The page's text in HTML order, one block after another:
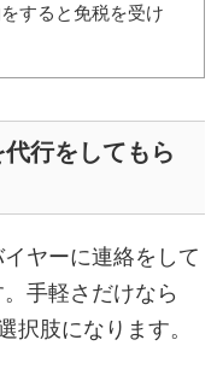
すると免税を受け
行をしてもら
ヤーに連絡をして
手軽さだけなら
択肢になります。